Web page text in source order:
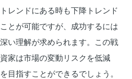
レンドにある時も下降トレンド
とが可能ですが、成功するには
い理解が求められます。この戦
家は市場の変動リスクを低減
目指すことができるでしょう。